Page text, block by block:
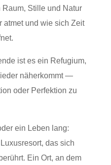
Raum, Stille und Natur
und wie sich Zeit
ist es ein Refugium,
näherkommt —
oder Perfektion zu
ein Leben lang:
das sich
Ein Ort, an dem